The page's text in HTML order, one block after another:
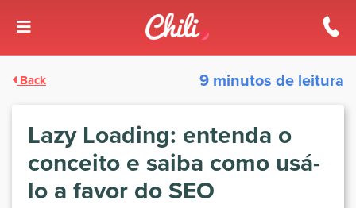
Back 9 minutos de leitura
Lazy Loading: entenda o
conceito e saiba como usá-
lo a favor do SEO